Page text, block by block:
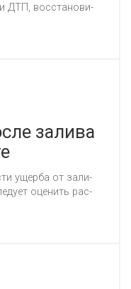
ДТП, вос­ста­но­ви­
залива
ущер­ба от за­ли­
оце­нить рас­